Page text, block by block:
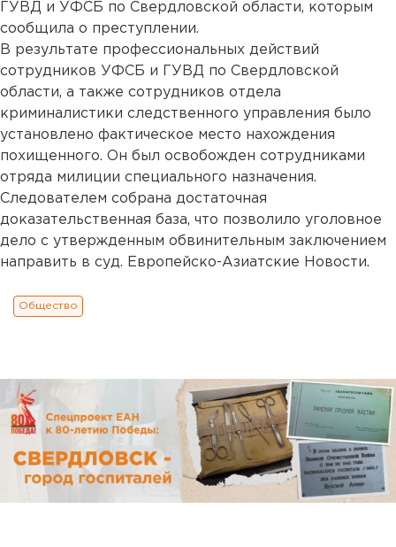
ГУВД и УФСБ по Свердловской области, которым
сообщила о преступлении.
В результате профессиональных действий
сотрудников УФСБ и ГУВД по Свердловской
области, а также сотрудников отдела
криминалистики следственного управления было
установлено фактическое место нахождения
похищенного. Он был освобожден сотрудниками
отряда милиции специального назначения.
Следователем собрана достаточная
доказательственная база, что позволило уголовное
дело с утвержденным обвинительным заключением
направить в суд. Европейско-Азиатские Новости.
Общество